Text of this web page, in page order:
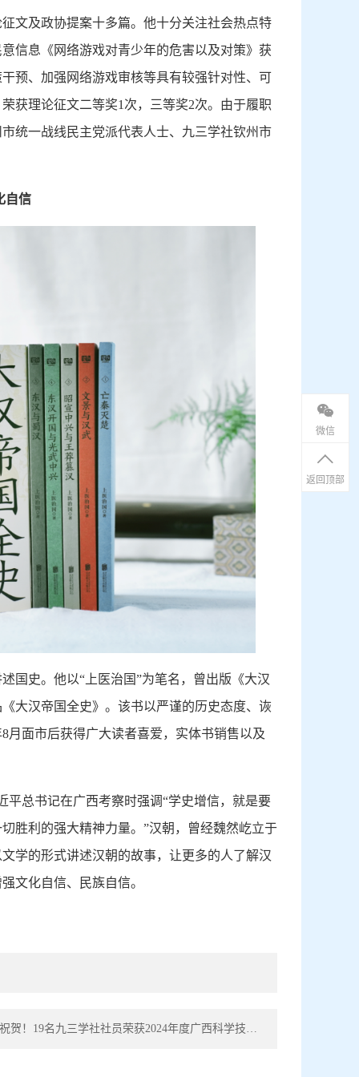
文及政协提案十多篇。他十分关注社会热点特
信息《网络游戏对青少年的危害以及对策》获
预、加强网络游戏审核等具有较强针对性、可
获理论征文二等奖1次，三等奖2次。由于履职
统一战线民主党派代表人士、九三学社钦州市
自信
国史。他以“上医治国”为笔名，曾出版《大汉
大汉帝国全史》。该书以严谨的历史态度、诙
月面市后获得广大读者喜爱，实体书销售以及
平总书记在广西考察时强调“学史增信，就是要
胜利的强大精神力量。”汉朝，曾经魏然屹立于
学的形式讲述汉朝的故事，让更多的人了解汉
文化自信、民族自信。
微信
返回顶部